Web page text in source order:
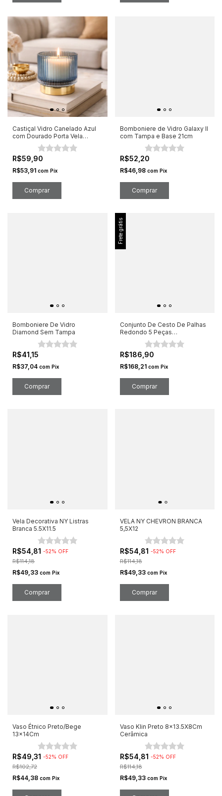
Castiçal Vidro Canelado Azul
com Dourado Porta Vela
R$59,90
R$53,91 com Pix
Bomboniere de Vidro Galaxy ll
com Tampa e Base 21cm
R$52,20
R$46,98 com Pix
Bomboniere De Vidro
Diamond Sem Tampa
R$41,15
R$37,04 com Pix
Frete grátis
Conjunto De Cesto De Palhas
Redondo 5 Peças
14/18/22/26/30cm
R$186,90
R$168,21 com Pix
Vela Decorativa NY Listras
Branca 5.5X11.5
R$54,81 -52% OFF
R$114,18
R$49,33 com Pix
VELA NY CHEVRON BRANCA
5,5X12
R$54,81 -52% OFF
R$114,18
R$49,33 com Pix
Vaso Étnico Preto/Bege
13x14Cm
R$49,31 -52% OFF
R$102,72
R$44,38 com Pix
Vaso Klin Preto 8x13.5X8Cm
Cerâmica
R$54,81 -52% OFF
R$114,18
R$49,33 com Pix